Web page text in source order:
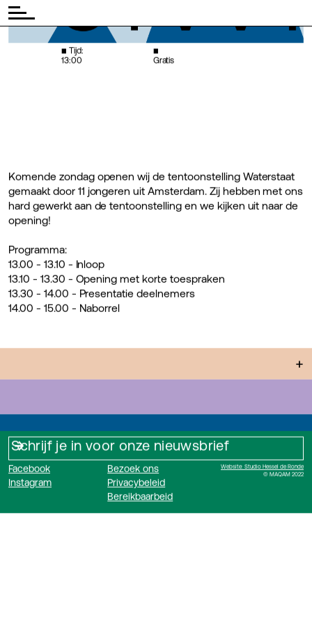
◾ Tijd:
13:00
◾
Gratis
Komende zondag openen wij de tentoonstelling Waterstaat
gemaakt door 11 jongeren uit Amsterdam. Zij hebben met ons
hard gewerkt aan de tentoonstelling en we kijken uit naar de
opening!
Programma:
13.00 - 13.10 - Inloop
13.10 - 13.30 - Opening met korte toespraken
13.30 - 14.00 - Presentatie deelnemers
14.00 - 15.00 - Naborrel
+
Bereikbaarbeid
Privacybeleid
Bezoek ons
Facebook
Instagram
Website: Studio Hessel de Ronde
© MAQAM 2022